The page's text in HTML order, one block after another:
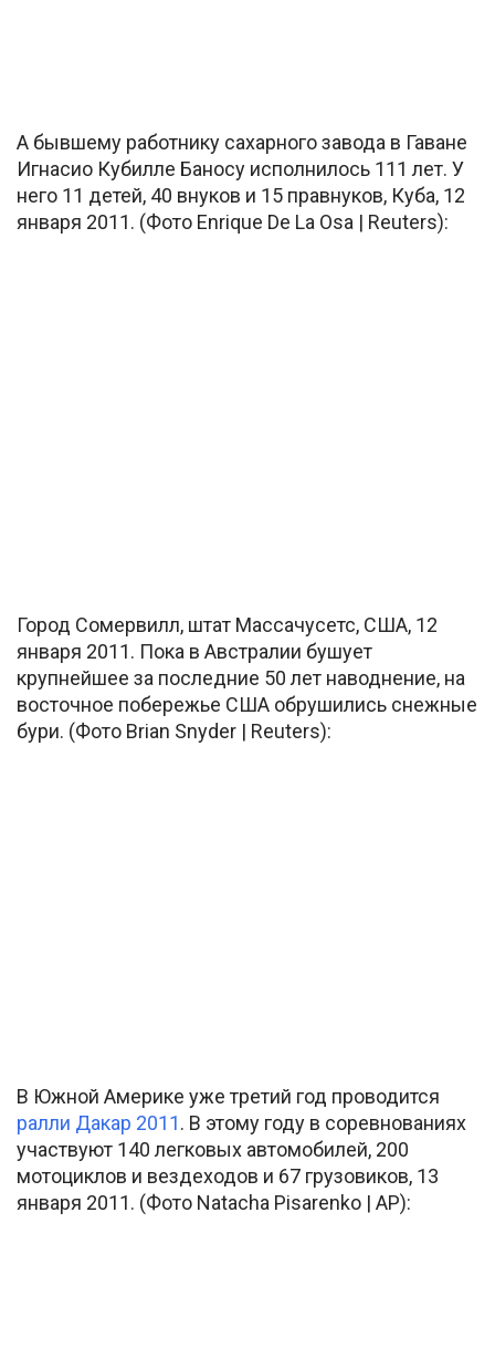
А бывшему работнику сахарного завода в Гаване
Игнасио Кубилле Баносу исполнилось 111 лет. У
него 11 детей, 40 внуков и 15 правнуков, Куба, 12
января 2011. (Фото Enrique De La Osa | Reuters):
Город Сомервилл, штат Массачусетс, США, 12
января 2011. Пока в Австралии бушует
крупнейшее за последние 50 лет наводнение, на
восточное побережье США обрушились снежные
бури. (Фото Brian Snyder | Reuters):
В Южной Америке уже третий год проводится
ралли Дакар 2011. В этому году в соревнованиях
участвуют 140 легковых автомобилей, 200
мотоциклов и вездеходов и 67 грузовиков, 13
января 2011. (Фото Natacha Pisarenko | AP):